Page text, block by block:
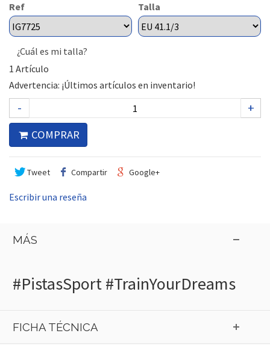
Ref Talla
¿Cuál es mi talla?
1 Artículo
Advertencia: ¡Últimos artículos en inventario!
- +
COMPRAR
Tweet Compartir Google+
Escribir una reseña
MÁS
#PistasSport #TrainYourDreams
FICHA TÉCNICA